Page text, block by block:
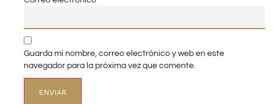
Guarda mi nombre, correo electrónico y web en este
navegador para la próxima vez que comente.